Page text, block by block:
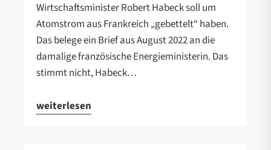
Wirtschaftsminister Robert Habeck soll um
Atomstrom aus Frankreich „gebettelt“ haben.
Das belege ein Brief aus August 2022 an die
damalige französische Energieministerin. Das
stimmt nicht, Habeck…
weiterlesen